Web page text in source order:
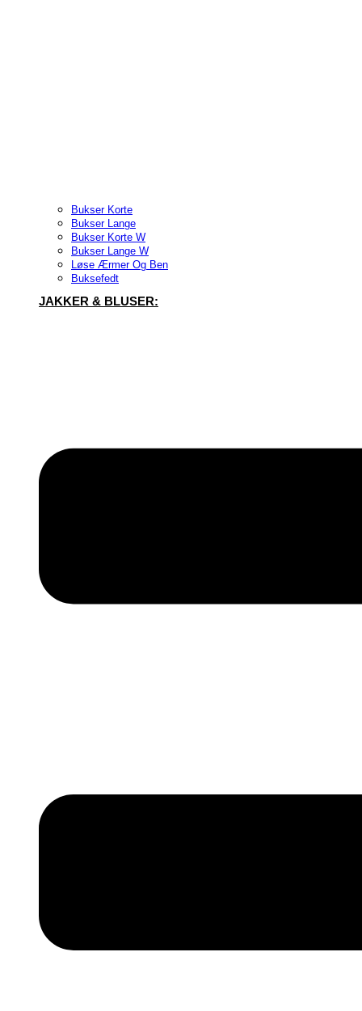
Bukser Korte
Bukser Lange
Bukser Korte W
Bukser Lange W
Løse Ærmer Og Ben
Buksefedt
JAKKER & BLUSER: